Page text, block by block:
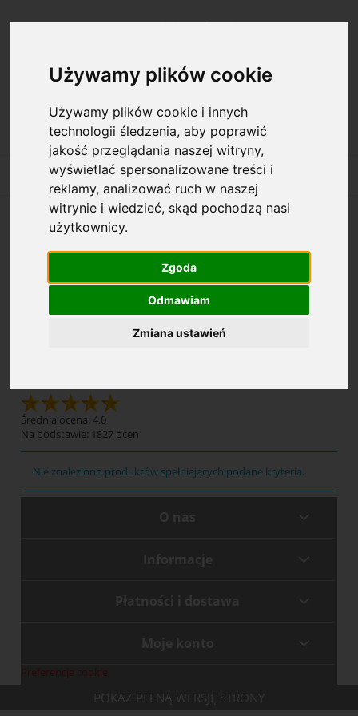
Używamy plików cookie
Używamy plików cookie i innych
technologii śledzenia, aby poprawić
jakość przeglądania naszej witryny,
wyświetlać spersonalizowane treści i
reklamy, analizować ruch w naszej
witrynie i wiedzieć, skąd pochodzą nasi
użytkownicy.
Zgoda
Odmawiam
Zmiana ustawień
Zarejestruj się Zaloguj się
Opcje przeglądania
Kategorie: Szafki na dokumenty
Dostępność: (wybierz)
Średnia ocena: 4.0
Na podstawie: 1827 ocen
Nie znaleziono produktów spełniających podane kryteria.